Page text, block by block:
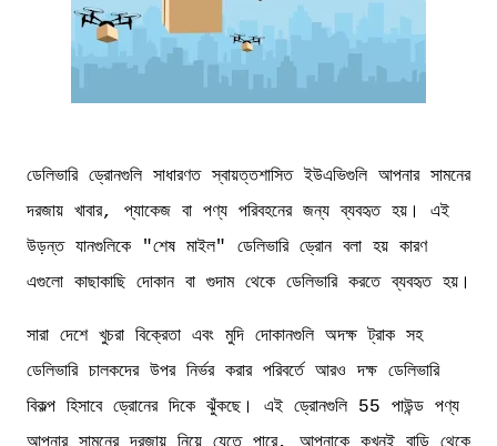
ডেলিভারি ড্রোনগুলি সাধারণত স্বায়ত্তশাসিত ইউএভিগুলি আপনার সামনের
দরজায় খাবার, প্যাকেজ বা পণ্য পরিবহনের জন্য ব্যবহৃত হয়। এই
উড়ন্ত যানগুলিকে "শেষ মাইল" ডেলিভারি ড্রোন বলা হয় কারণ
এগুলো কাছাকাছি দোকান বা গুদাম থেকে ডেলিভারি করতে ব্যবহৃত হয়।
সারা দেশে খুচরা বিক্রেতা এবং মুদি দোকানগুলি অদক্ষ ট্রাক সহ
ডেলিভারি চালকদের উপর নির্ভর করার পরিবর্তে আরও দক্ষ ডেলিভারি
বিকল্প হিসাবে ড্রোনের দিকে ঝুঁকছে। এই ড্রোনগুলি 55 পাউন্ড পণ্য